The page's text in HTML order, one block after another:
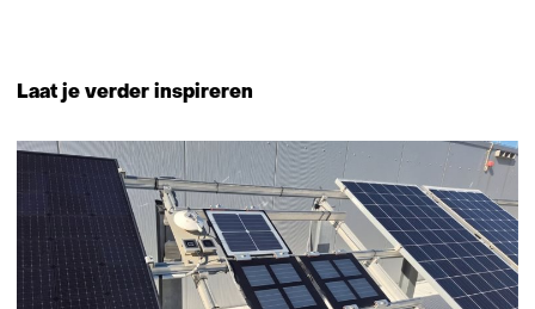
b
i
t
e
)
(Neem
contact
met
ons
op)
Laat je verder inspireren
595
resultaten,
getoond
1
t/m
5